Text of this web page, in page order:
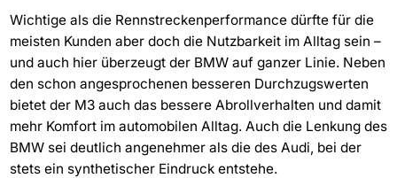
Wichtige als die Rennstreckenperformance dürfte für die
meisten Kunden aber doch die Nutzbarkeit im Alltag sein –
und auch hier überzeugt der BMW auf ganzer Linie. Neben
den schon angesprochenen besseren Durchzugswerten
bietet der M3 auch das bessere Abrollverhalten und damit
mehr Komfort im automobilen Alltag. Auch die Lenkung des
BMW sei deutlich angenehmer als die des Audi, bei der
stets ein synthetischer Eindruck entstehe.